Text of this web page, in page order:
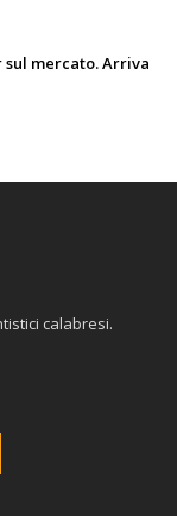
mercato. Arriva
calabresi.